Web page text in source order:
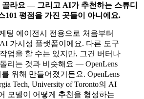
골라요 — 그리고 AI가 추천하는 스튜디
101 평점을 가진 곳들이 아니에요.
팅 에이전시 전용으로 처음부터
가시성 플랫폼이에요. 다른 도구
업을 할 수는 있지만, 그건 버터나
리는 것과 비슷해요 — OpenLens
위해 만들어졌거든요. OpenLens
Tech, University of Toronto의 AI
모델이 어떻게 추천을 형성하는